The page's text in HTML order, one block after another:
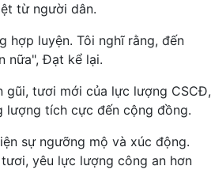
từ người dân.
hợp luyện. Tôi nghĩ rằng, đến
nữa", Đạt kể lại.
gũi, tươi mới của lực lượng CSCĐ,
lượng tích cực đến cộng đồng.
sự ngưỡng mộ và xúc động.
yêu lực lượng công an hơn